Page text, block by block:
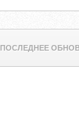
ПОСЛЕДНЕЕ